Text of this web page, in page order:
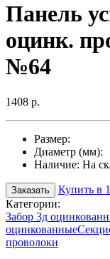
Панель
оцинк.
№64
1408 р.
Размер:
Диаметр (мм):
Наличие: На
Заказать
Купить в
Категории:
Забор 3д
оцинкованные
проволоки